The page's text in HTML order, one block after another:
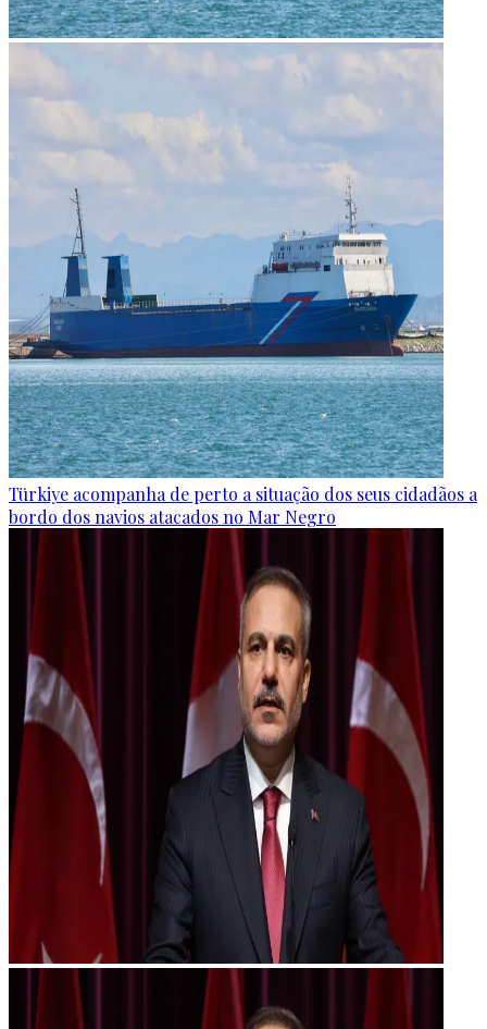
Türkiye acompanha de perto a situação dos seus cidadãos a
bordo dos navios atacados no Mar Negro